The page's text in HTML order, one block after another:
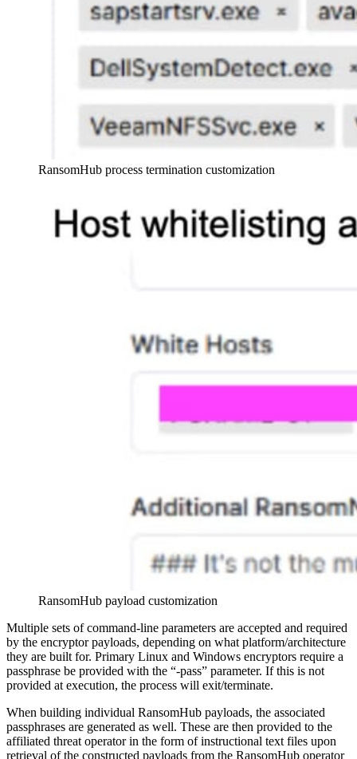
RansomHub process termination customization
RansomHub payload customization
Multiple sets of command-line parameters are accepted and required
by the encryptor payloads, depending on what platform/architecture
they are built for. Primary Linux and Windows encryptors require a
passphrase be provided with the “-pass” parameter. If this is not
provided at execution, the process will exit/terminate.
When building individual RansomHub payloads, the associated
passphrases are generated as well. These are then provided to the
affiliated threat operator in the form of instructional text files upon
retrieval of the constructed payloads from the RansomHub operator